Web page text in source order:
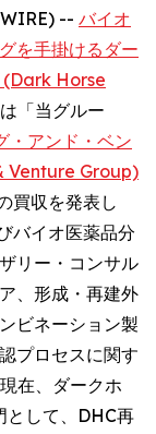
-- バイオ
を手掛けるダー
(Dark Horse
「当グルー
・アンド・ベン
Venture Group)
買収を発表し
バイオ医薬品分
リー・コンサル
、形成・再建外
ビネーション製
プロセスに関す
在、ダークホ
として、DHC再